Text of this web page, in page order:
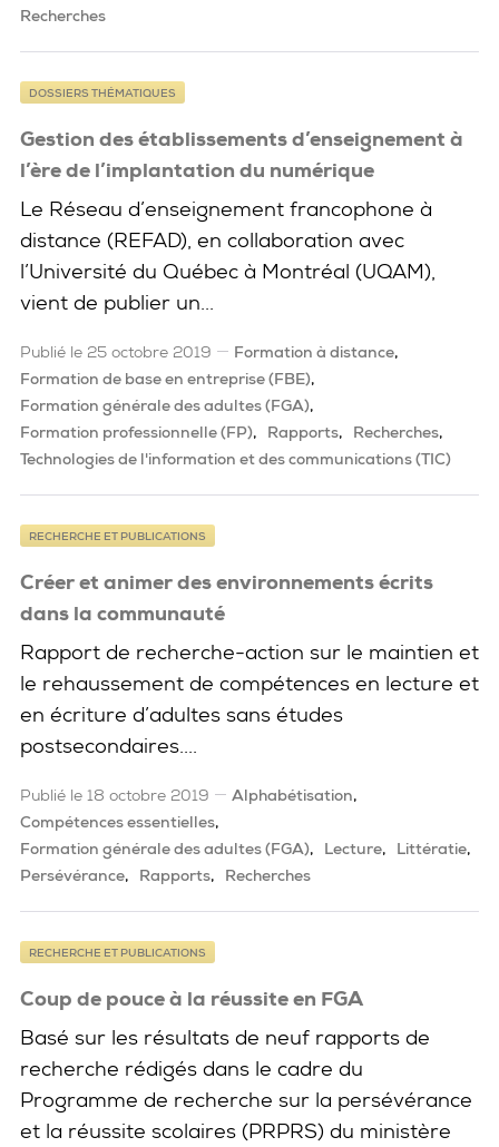
Recherches
Gestion des établissements d’enseignement à
l’ère de l’implantation du numérique
DOSSIERS THÉMATIQUES
Le Réseau d’enseignement francophone à
distance (REFAD), en collaboration avec
l’Université du Québec à Montréal (UQAM),
vient de publier un...
Publié le 25 octobre 2019
Formation à distance
Formation de base en entreprise (FBE)
Formation générale des adultes (FGA)
Formation professionnelle (FP)
Rapports
Recherches
Technologies de l'information et des communications (TIC)
Créer et animer des environnements écrits
dans la communauté
RECHERCHE ET PUBLICATIONS
Rapport de recherche-action sur le maintien et
le rehaussement de compétences en lecture et
en écriture d’adultes sans études
postsecondaires....
Publié le 18 octobre 2019
Alphabétisation
Compétences essentielles
Formation générale des adultes (FGA)
Lecture
Littératie
Persévérance
Rapports Recherches
Coup de pouce à la réussite en FGA
RECHERCHE ET PUBLICATIONS
Basé sur les résultats de neuf rapports de
recherche rédigés dans le cadre du
Programme de recherche sur la persévérance
et la réussite scolaires (PRPRS) du ministère